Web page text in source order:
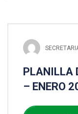
PLANILLA
– ENERO